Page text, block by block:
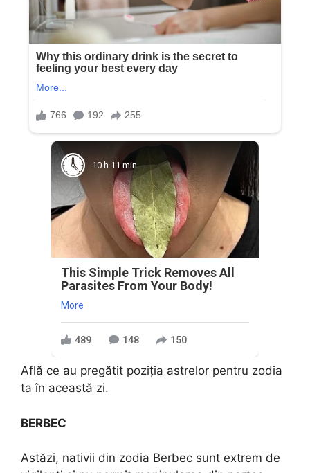
10 h 11 min
This Simple Trick Removes All
Parasites From Your Body!
More
489 148 150
Află ce au pregătit poziția astrelor pentru zodia
ta în această zi.
BERBEC
Astăzi, nativii din zodia Berbec sunt extrem de